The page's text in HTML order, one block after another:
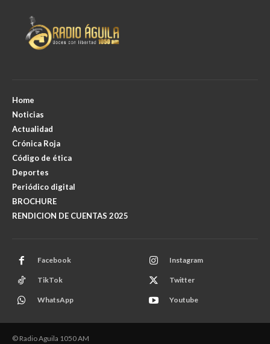
Home
Noticias
Actualidad
Crónica Roja
Código de ética
Deportes
Periódico digital
BROCHURE
RENDICION DE CUENTAS 2025
Facebook Instagram
TikTok Twitter
WhatsApp Youtube
© Radio Aguila 1050 AM